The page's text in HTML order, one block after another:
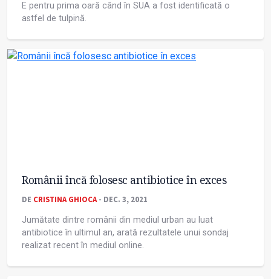
E pentru prima oară când în SUA a fost identificată o
astfel de tulpină.
Românii încă folosesc antibiotice în exces
DE CRISTINA GHIOCA- DEC. 3, 2021
Jumătate dintre românii din mediul urban au luat
antibiotice în ultimul an, arată rezultatele unui sondaj
realizat recent în mediul online.